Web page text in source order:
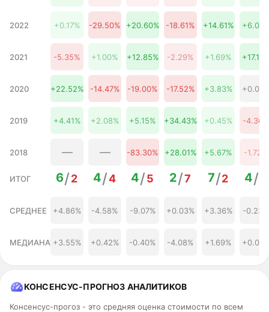
317,18 ₽
-5.49%
31 августа
2026
311,05 ₽
-7.31%
02 сентября
309,06 ₽
-7.91%
03 сентября
305,85 ₽
-8.87%
04 сентября
303,41 ₽
-9.59%
2026
301,05 ₽
-10.30%
07 сентября
297,74 ₽
-11.28%
08 сентября
2026
295,36 ₽ -11.99%
2022 +0.17% -29.50% +20.60% -18.61% +14.61%
2021 -5.35% +1.00% +12.85% -2.29% +1.69%
2020 +22.52% -14.47% -19.00% -17.52% +3.83%
2019 +4.41% +2.08% +5.15% +34.43% +0.45% -4.36%
2018 — — -83.30% +28.01% +5.67% -1.72%
ИТОГ 6/2 4/4 4/5 2/7 7/2 4/
СРЕДНЕЕ +4.86% -4.58% -9.07% +0.03% +3.36% -0.23%
МЕДИАНА +3.55% +0.42% -0.40% -4.08% +1.69%
КОНСЕНСУС-ПРОГНОЗ АНАЛИТИКОВ
Консенсус-прогоз - это средняя оценка стоимости по всем